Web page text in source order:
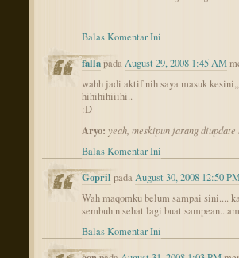
Balas Komentar Ini
fallapadaAugust 29, 2008 1:45 AM
wahh jadi aktif nih saya masuk
hihihihiiihi..
:D
Aryo: yeah, meskipun jarang
Balas Komentar Ini
Gopril padaAugust 30, 2008 12:50
Wah maqomku belum sampai sini....
sembuh n sehat lagi buat
Balas Komentar Ini